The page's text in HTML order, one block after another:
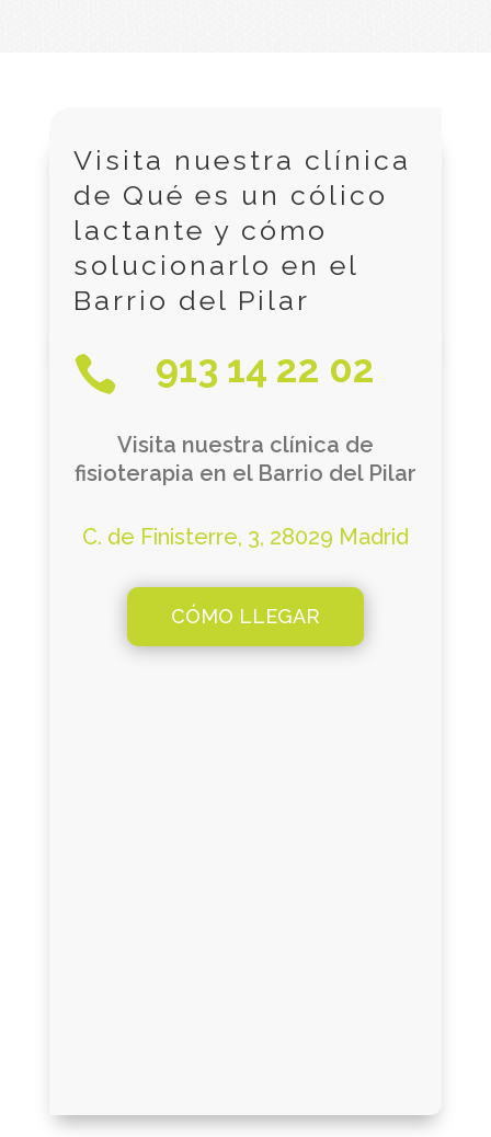
Visita nuestra clínica
de Qué es un cólico
lactante y cómo
solucionarlo en el
Barrio del Pilar
 913 14 22 02
Visita nuestra clínica de
fisioterapia en el Barrio del Pilar
C. de Finisterre, 3, 28029 Madrid
CÓMO LLEGAR